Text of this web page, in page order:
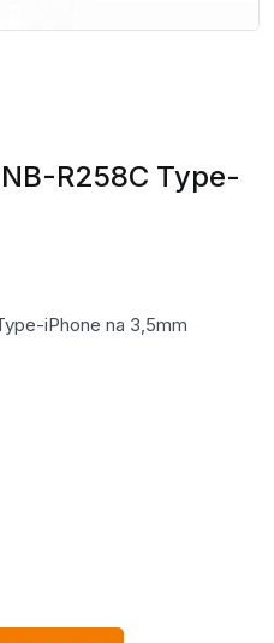
R258C Type-
iPhone na 3,5mm